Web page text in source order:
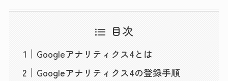
目次
Googleアナリティクス4とは
Googleアナリティクス4の登録手順